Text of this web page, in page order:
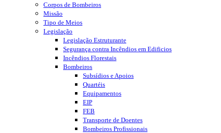
Corpos de Bombeiros
Missão
Tipo de Meios
Legislação
Legislação Estruturante
Segurança contra Incêndios em Edificios
Incêndios Florestais
Bombeiros
Subsídios e Apoios
Quartéis
Equipamentos
EIP
FEB
Transporte de Doentes
Bombeiros Profissionais